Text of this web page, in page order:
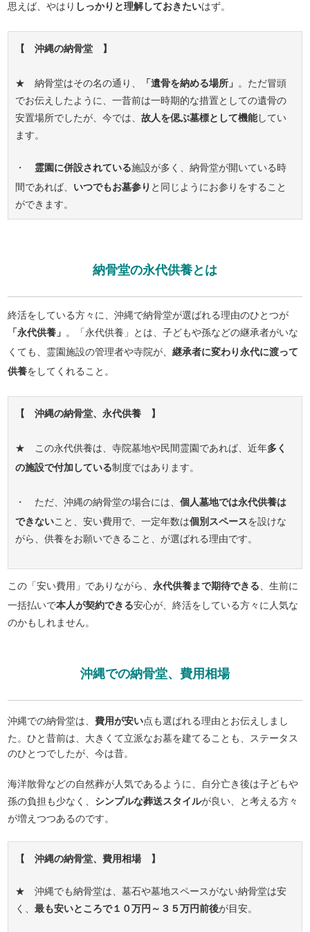
思えば、やはり しっかりと理解しておきたいはず。
【 沖縄の納骨堂 】
★ 納骨堂はその名の通り、 「遺骨を納める場所」 。ただ冒頭
でお伝えしたように、一昔前は一時期的な措置としての遺骨の
安置場所でしたが、今では、故人を偲ぶ墓標として機能してい
ます。
・ 霊園に併設されている施設が多く、納骨堂が開いている時
間であれば、 いつでもお墓参り と同じようにお参りをすること
ができます。
納骨堂の永代供養とは
終活をしている方々に、沖縄で納骨堂が選ばれる理由のひとつが
「永代供養」 。「永代供養」とは、子どもや孫などの継承者がいな
くても、霊園施設の管理者や寺院が、継承者に変わり永代に渡って
供養をしてくれること。
【 沖縄の納骨堂、永代供養 】
★ この永代供養は、寺院墓地や民間霊園であれば、近年多く
の施設で付加している制度ではあります。
・ ただ、沖縄の納骨堂の場合には、個人墓地では永代供養は
できないこと、安い費用で、一定年数は個別スペースを設けな
がら、供養をお願いできること、が選ばれる理由です。
この「安い費用」でありながら、永代供養まで期待できる、生前に
一括払いで本人が契約できる安心が、終活をしている方々に人気な
のかもしれません。
沖縄での納骨堂、費用相場
沖縄での納骨堂は、費用が安い点も選ばれる理由とお伝えしまし
た。ひと昔前は、大きくて立派なお墓を建てることも、ステータス
のひとつでしたが、今は昔。
海洋散骨などの自然葬が人気であるように、自分亡き後は子どもや
孫の負担も少なく、 シンプルな葬送スタイルが良い、と考える方々
が増えつつあるのです。
【 沖縄の納骨堂、費用相場 】
★ 沖縄でも納骨堂は、墓石や墓地スペースがない納骨堂は安
く、最も安いところで１０万円～３５万円前後が目安。